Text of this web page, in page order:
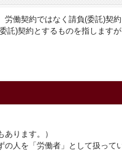
働契約ではなく請負(委託)契約
託)契約とするものを指します
ります。）
人を「労働者」として扱って